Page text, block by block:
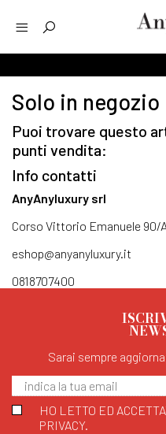
Solo in negozio
Puoi trovare questo
punti vendita:
Info contatti
AnyAnyluxury srl
Corso Vittorio Emanuele 90/
eshop@anyanyluxury.it
0818707400
Sarai sempre
HO LETTO ED
PRIVACY.